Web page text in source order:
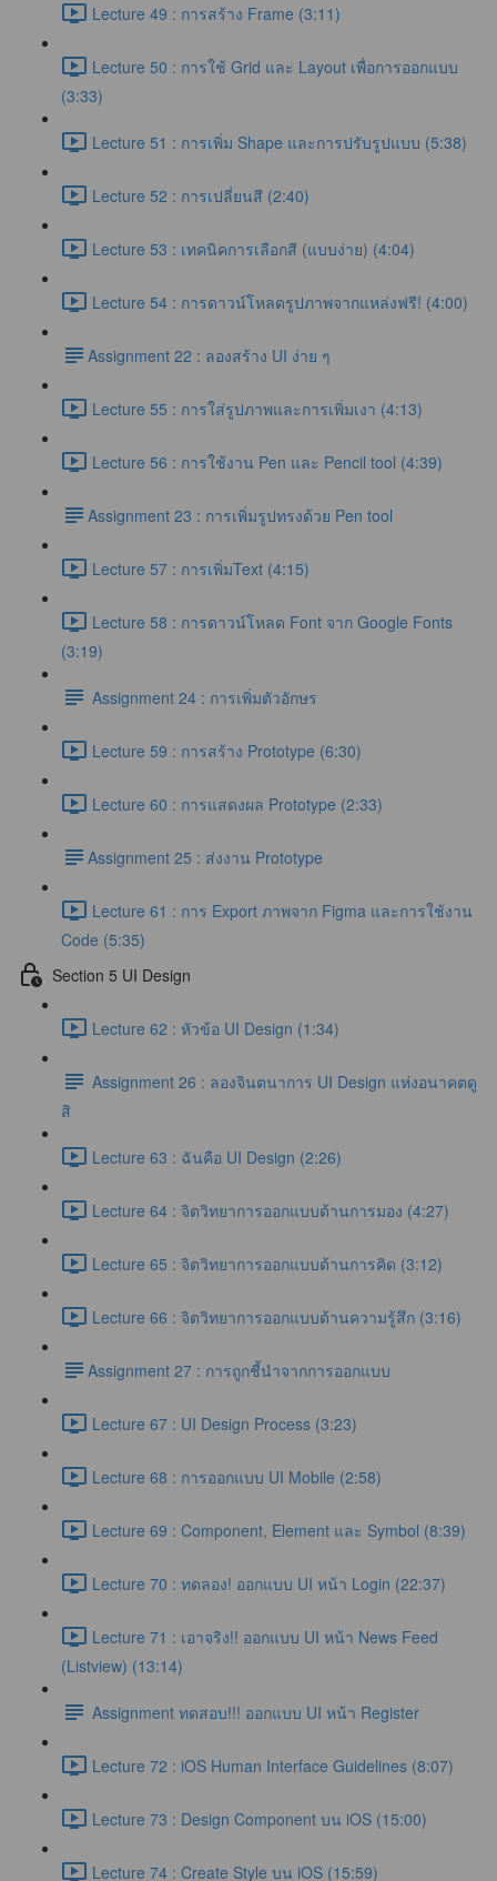
Lecture 49 : การสร้าง Frame (3:11)
Lecture 50 : การใช้ Grid และ Layout เพื่อการออกแบบ
(3:33)
Lecture 51 : การเพิ่ม Shape และการปรับรูปแบบ (5:38)
Lecture 52 : การเปลี่ยนสี (2:40)
Lecture 53 : เทคนิคการเลือกสี (แบบง่าย) (4:04)
Lecture 54 : การดาวน์โหลดรูปภาพจากแหล่งฟรี! (4:00)
​Assignment 22 : ลองสร้าง UI ง่าย ๆ
Lecture 55 : การใส่รูปภาพและการเพิ่มเงา (4:13)
Lecture 56 : การใช้งาน Pen และ Pencil tool (4:39)
​Assignment 23 : การเพิ่มรูปทรงด้วย Pen tool
Lecture 57 : การเพิ่มText (4:15)
Lecture 58 : การดาวน์โหลด Font จาก Google Fonts
(3:19)
Assignment 24 : การเพิ่มตัวอักษร
Lecture 59 : การสร้าง Prototype (6:30)
Lecture 60 : การแสดงผล Prototype (2:33)
​Assignment 25 : ส่งงาน Prototype
Lecture 61 : การ Export ภาพจาก Figma และการใช้งาน
Code (5:35)
Section 5 UI Design
Lecture 62 : หัวข้อ UI Design (1:34)
Assignment 26 : ลองจินตนาการ UI Design แห่งอนาคตดู
สิ
Lecture 63 : ฉันคือ UI Design (2:26)
Lecture 64 : จิตวิทยาการออกแบบด้านการมอง (4:27)
Lecture 65 : จิตวิทยาการออกแบบด้านการคิด (3:12)
Lecture 66 : จิตวิทยาการออกแบบด้านความรู้สึก (3:16)
​Assignment 27 : การถูกชี้นำจากการออกแบบ
Lecture 67 : UI Design Process (3:23)
Lecture 68 : การออกแบบ UI Mobile (2:58)
Lecture 69 : Component, Element และ Symbol (8:39)
Lecture 70 : ทดลอง! ออกแบบ UI หน้า Login (22:37)
Lecture 71 : เอาจริง!! ออกแบบ UI หน้า News Feed
(Listview) (13:14)
Assignment ทดสอบ!!! ออกแบบ UI หน้า Register
Lecture 72 : iOS Human Interface Guidelines (8:07)
Lecture 73 : Design Component บน iOS (15:00)
Lecture 74 : Create Style บน iOS (15:59)